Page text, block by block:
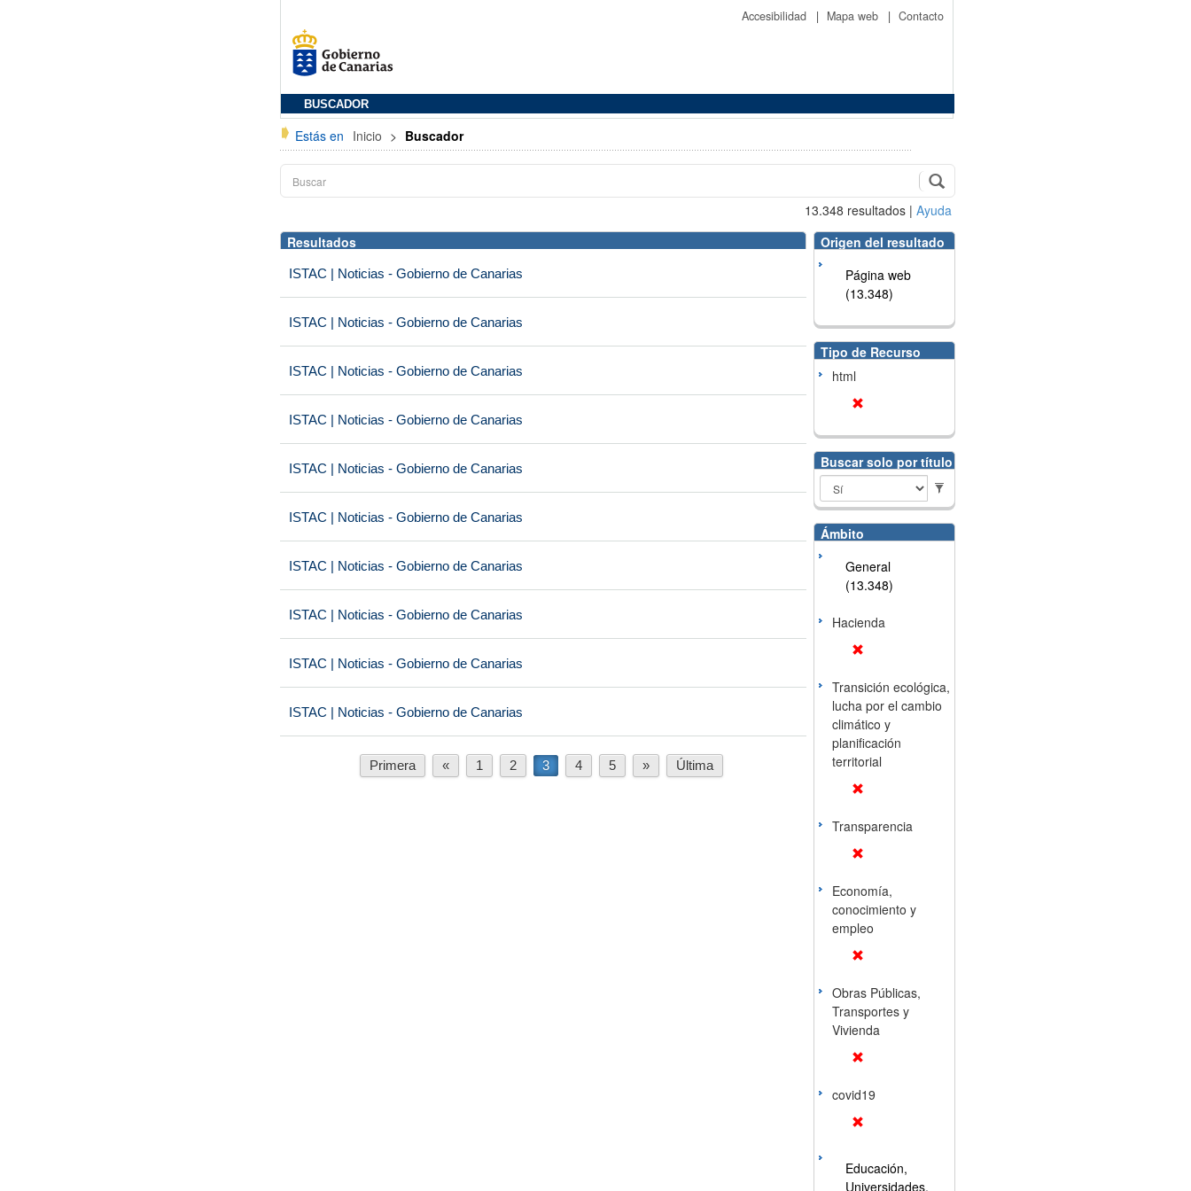
Accesibilidad | Mapa web | Contacto
BUSCADOR
Estás en Inicio > Buscador
13.348 resultados | Ayuda
Resultados
ISTAC | Noticias - Gobierno de Canarias
ISTAC | Noticias - Gobierno de Canarias
ISTAC | Noticias - Gobierno de Canarias
ISTAC | Noticias - Gobierno de Canarias
ISTAC | Noticias - Gobierno de Canarias
ISTAC | Noticias - Gobierno de Canarias
ISTAC | Noticias - Gobierno de Canarias
ISTAC | Noticias - Gobierno de Canarias
ISTAC | Noticias - Gobierno de Canarias
ISTAC | Noticias - Gobierno de Canarias
Primera « 1 2 3 4 5 » Última
Origen del resultado
Página web
(13.348)
Tipo de Recurso
html
Buscar solo por título
Ámbito
General
(13.348)
Hacienda
Transición ecológica,
lucha por el cambio
climático y
planificación
territorial
Transparencia
Economía,
conocimiento y
empleo
Obras Públicas,
Transportes y
Vivienda
covid19
Educación,
Universidades,